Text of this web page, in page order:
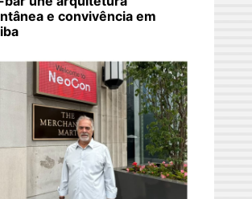
e convivência em